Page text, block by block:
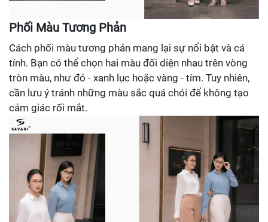
Phối Màu Tương Phản
Cách phối màu tương phản mang lại sự nổi bật và cá
tính. Bạn có thể chọn hai màu đối diện nhau trên vòng
tròn màu, như đỏ - xanh lục hoặc vàng - tím. Tuy nhiên,
cần lưu ý tránh những màu sắc quá chói để không tạo
cảm giác rối mắt.